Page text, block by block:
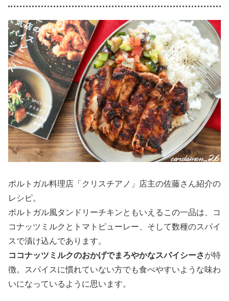
ポルトガル料理店「クリスチアノ」店主の佐藤さん紹介の
レシピ。
ポルトガル風タンドリーチキンともいえるこの一品は、コ
コナッツミルクとトマトピューレー、そして数種のスパイ
スで漬け込んであります。
ココナッツミルクのおかげでまろやかなスパイシーさが特
徴。スパイスに慣れていない方でも食べやすいような味わ
いになっているように思います。